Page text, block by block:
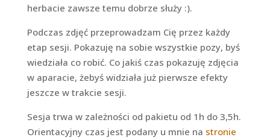
herbacie zawsze temu dobrze służy :).
Podczas zdjęć przeprowadzam Cię przez każdy
etap sesji. Pokazuję na sobie wszystkie pozy, byś
wiedziała co robić. Co jakiś czas pokazuję zdjęcia
w aparacie, żebyś widziała już pierwsze efekty
jeszcze w trakcie sesji.
Sesja trwa w zależności od pakietu od 1h do 3,5h.
Orientacyjny czas jest podany u mnie na stronie